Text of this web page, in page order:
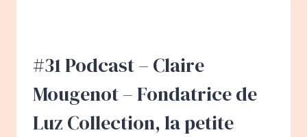
:
À
#31 Podcast – Claire
Mougenot – Fondatrice de
Luz Collection, la petite